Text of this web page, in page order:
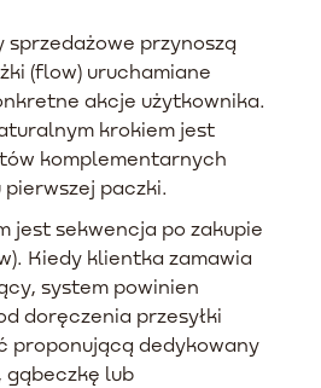
przynoszą
(flow) uruchamiane
akcje użytkownika.
krokiem jest
komplementarnych
paczki.
jest sekwencja po zakupie
Kiedy klientka zamawia
system powinien
doręczenia przesyłki
proponującą dedykowany
gąbeczkę lub